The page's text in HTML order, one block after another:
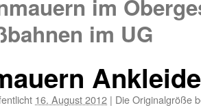
im
im UG
16. August 2012 | Die Originalgröße